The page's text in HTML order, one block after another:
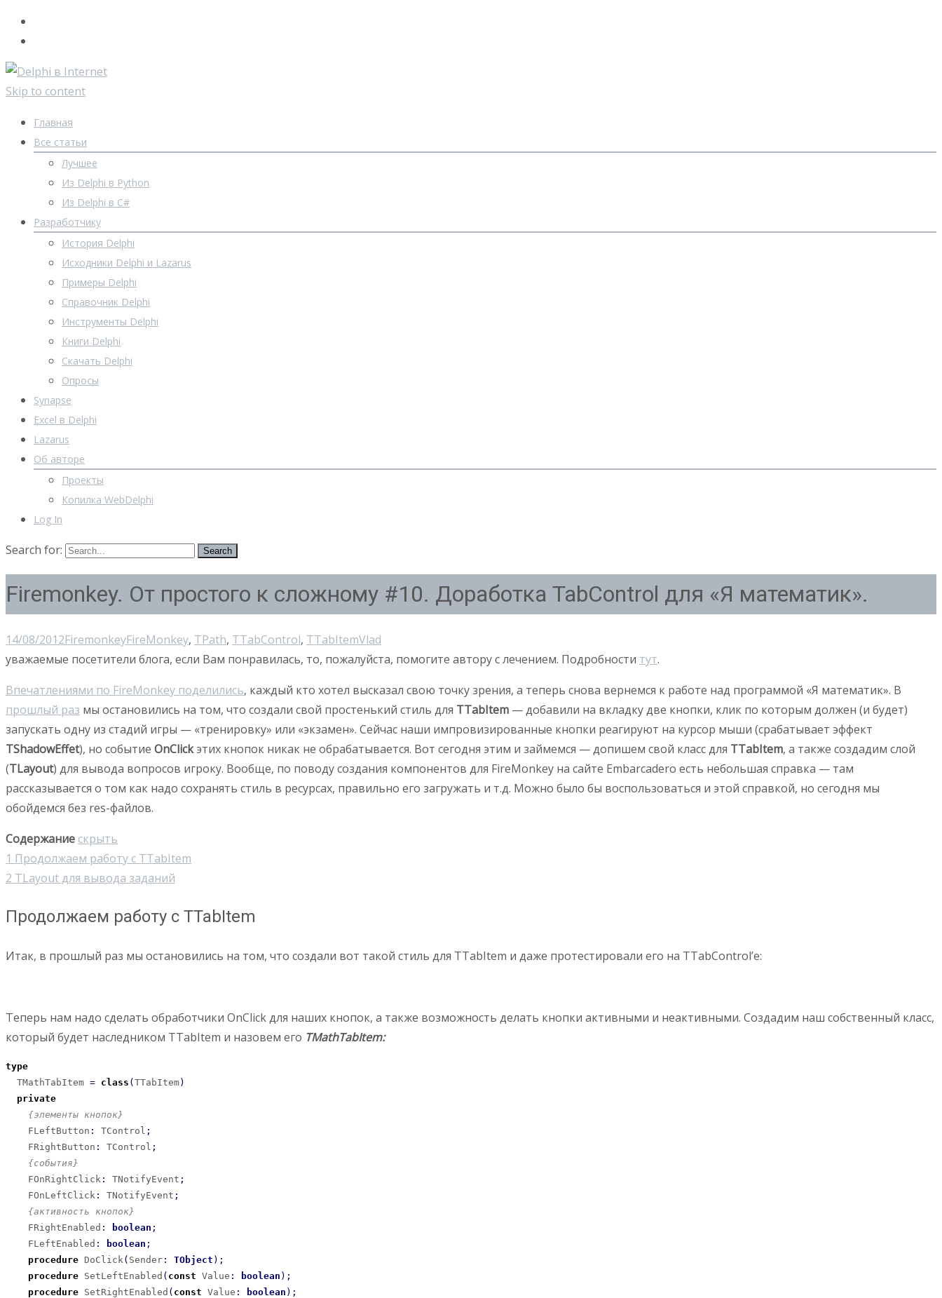
Skip to content
Главная
Все статьи
Лучшее
Из Delphi в Python
Из Delphi в C#
Разработчику
История Delphi
Исходники Delphi и Lazarus
Примеры Delphi
Справочник Delphi
Инструменты Delphi
Книги Delphi
Скачать Delphi
Опросы
Synapse
Excel в Delphi
Lazarus
Об авторе
Проекты
Копилка WebDelphi
Log In
Search for:
Firemonkey. От простого к сложному #10. Доработка TabControl для «Я математик».
14/08/2012FiremonkeyFireMonkey, TPath, TTabControl, TTabItemVlad
уважаемые посетители блога, если Вам понравилась, то, пожалуйста, помогите автору с лечением. Подробности тут.
Впечатлениями по FireMonkey поделились, каждый кто хотел высказал свою точку зрения, а теперь снова вернемся к работе над программой «Я математик». В
прошлый раз мы остановились на том, что создали свой простенький стиль для TTabItem — добавили на вкладку две кнопки, клик по которым должен (и будет)
запускать одну из стадий игры — «тренировку» или «экзамен». Сейчас наши импровизированные кнопки реагируют на курсор мыши (срабатывает эффект
TShadowEffet), но событие OnClickэтих кнопок никак не обрабатывается. Вот сегодня этим и займемся — допишем свой класс для TTabItem, а также создадим слой
(TLayout) для вывода вопросов игроку. Вообще, по поводу создания компонентов для FireMonkey на сайте Embarcadero есть небольшая справка — там
рассказывается о том как надо сохранять стиль в ресурсах, правильно его загружать и т.д. Можно было бы воспользоваться и этой справкой, но сегодня мы
обойдемся без res-файлов.
Содержание скрыть
1 Продолжаем работу с TTabItem
2 TLayout для вывода заданий
Продолжаем работу с TTabItem
Итак, в прошлый раз мы остановились на том, что создали вот такой стиль для TTabItem и даже протестировали его на TTabControl’e:
Теперь нам надо сделать обработчики OnClick для наших кнопок, а также возможность делать кнопки активными и неактивными. Создадим наш собственный класс,
который будет наследником TTabItem и назовем его TMathTabItem:
type
  TMathTabItem
= class (TTabItem)
private
{элементы кнопок}
    FLeftButton
: TControl ;
    FRightButton
: TControl ;
{события}
    FOnRightClick
: TNotifyEvent ;
    FOnLeftClick
: TNotifyEvent ;
{активность кнопок}
    FRightEnabled
: boolean ;
    FLeftEnabled
: boolean ;
procedure DoClick ( Sender : TObject ) ;
procedure SetLeftEnabled ( const Value : boolean ) ;
procedure SetRightEnabled ( const Value : boolean ) ;